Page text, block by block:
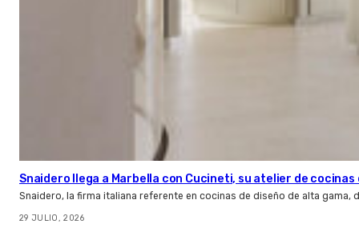
Snaidero llega a Marbella con Cucineti, su atelier de cocinas
Snaidero, la firma italiana referente en cocinas de diseño de alta gama,
29 JULIO, 2026